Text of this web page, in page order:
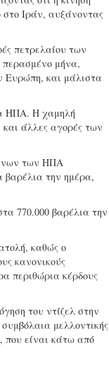
στο Ιράν, αυξάνοντας
πετρελαίου των
μήνα,
Ευρώπη, και μάλιστα
ΗΠΑ. Η χαμηλή
και άλλες αγορές των
των ΗΠΑ
βαρέλια την ημέρα,
770.000 βαρέλια την
καθώς ο
κανονικούς
περιθώρια κέρδους
του ντίζελ στην
μελλοντικής
που είναι κάτω από